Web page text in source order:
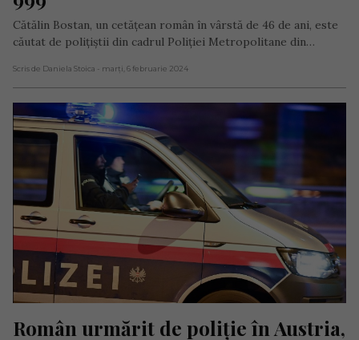
Cătălin Bostan, un cetățean român în vârstă de 46 de ani, este
căutat de polițiștii din cadrul Poliției Metropolitane din…
Scris de Daniela Stoica - marți, 6 februarie 2024
Român urmărit de poliție în Austria,